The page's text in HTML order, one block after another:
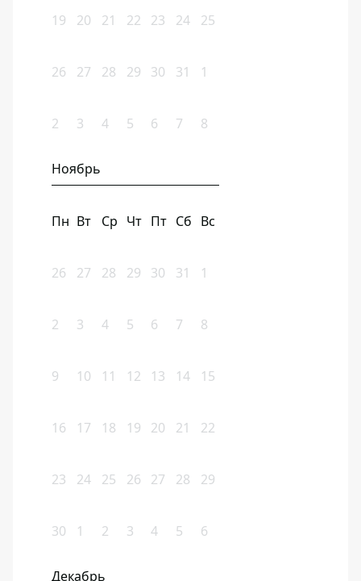
19 20 21 22 23 24 25
26 27 28 29 30 31 1
2 3 4 5 6 7 8
Ноябрь
Пн Вт Ср Чт Пт Сб Вс
26 27 28 29 30 31 1
2 3 4 5 6 7 8
9 10 11 12 13 14 15
16 17 18 19 20 21 22
23 24 25 26 27 28 29
30 1 2 3 4 5 6
Декабрь